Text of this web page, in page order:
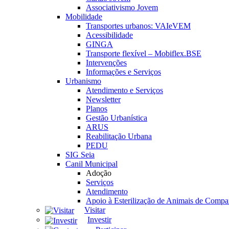
Associativismo Jovem
Mobilidade
Transportes urbanos: VAIeVEM
Acessibilidade
GINGA
Transporte flexível – Mobiflex.BSE
Intervenções
Informações e Serviços
Urbanismo
Atendimento e Serviços
Newsletter
Planos
Gestão Urbanística
ARUS
Reabilitação Urbana
PEDU
SIG Seia
Canil Municipal
Adoção
Serviços
Atendimento
Apoio à Esterilização de Animais de
Visitar
Investir